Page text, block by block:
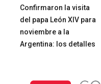
Confirmaron la visita
del papa León XIV para
noviembre a la
Argentina: los detalles